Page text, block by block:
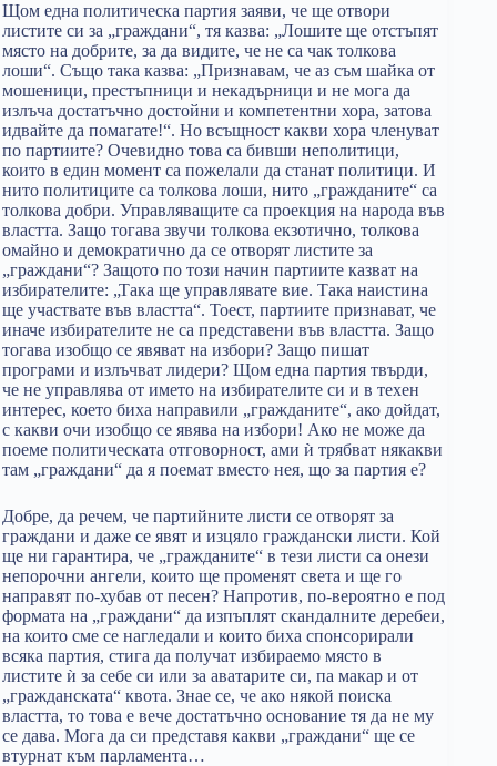
Щом една политическа партия заяви, че ще отвори
листите си за „граждани“, тя казва: „Лошите ще отстъпят
място на добрите, за да видите, че не са чак толкова
лоши“. Също така казва: „Признавам, че аз съм шайка от
мошеници, престъпници и некадърници и не мога да
излъча достатъчно достойни и компетентни хора, затова
идвайте да помагате!“. Но всъщност какви хора членуват
по партиите? Очевидно това са бивши неполитици,
които в един момент са пожелали да станат политици. И
нито политиците са толкова лоши, нито „гражданите“ са
толкова добри. Управляващите са проекция на народа във
властта. Защо тогава звучи толкова екзотично, толкова
омайно и демократично да се отворят листите за
„граждани“? Защото по този начин партиите казват на
избирателите: „Така ще управлявате вие. Така наистина
ще участвате във властта“. Тоест, партиите признават, че
иначе избирателите не са представени във властта. Защо
тогава изобщо се явяват на избори? Защо пишат
програми и излъчват лидери? Щом една партия твърди,
че не управлява от името на избирателите си и в техен
интерес, което биха направили „гражданите“, ако дойдат,
с какви очи изобщо се явява на избори! Ако не може да
поеме политическата отговорност, ами ѝ трябват някакви
там „граждани“ да я поемат вместо нея, що за партия е?
Добре, да речем, че партийните листи се отворят за
граждани и даже се явят и изцяло граждански листи. Кой
ще ни гарантира, че „гражданите“ в тези листи са онези
непорочни ангели, които ще променят света и ще го
направят по-хубав от песен? Напротив, по-вероятно е под
формата на „граждани“ да изпъплят скандалните деребеи,
на които сме се нагледали и които биха спонсорирали
всяка партия, стига да получат избираемо място в
листите ѝ за себе си или за аватарите си, па макар и от
„гражданската“ квота. Знае се, че ако някой поиска
властта, то това е вече достатъчно основание тя да не му
се дава. Мога да си представя какви „граждани“ ще се
втурнат към парламента…